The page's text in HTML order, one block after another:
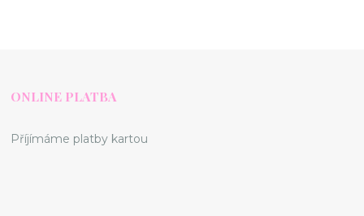
ONLINE PLATBA
Příjímáme platby kartou